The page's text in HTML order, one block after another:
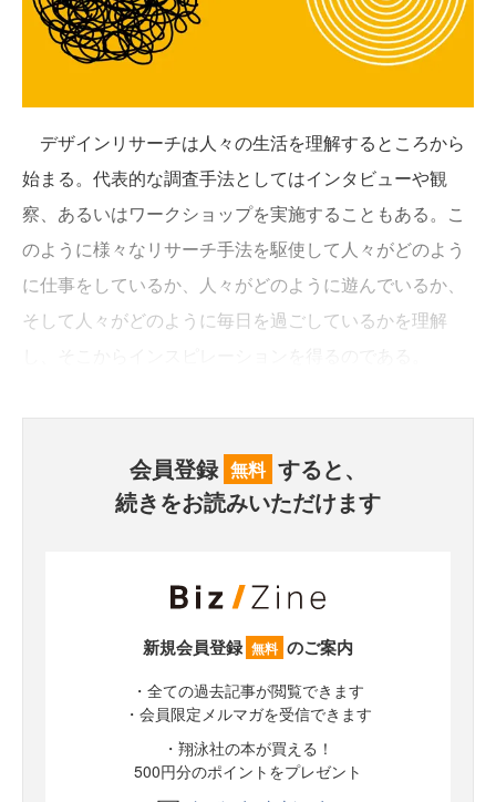
デザインリサーチは人々の生活を理解するところから
始まる。代表的な調査手法としてはインタビューや観
察、あるいはワークショップを実施することもある。こ
のように様々なリサーチ手法を駆使して人々がどのよう
に仕事をしているか、人々がどのように遊んでいるか、
そして人々がどのように毎日を過ごしているかを理解
会員登録 無料 すると、
続きをお読みいただけます
新規会員登録 無料 のご案内
・全ての過去記事が閲覧できます
・会員限定メルマガを受信できます
・翔泳社の本が買える！
500円分のポイントをプレゼント